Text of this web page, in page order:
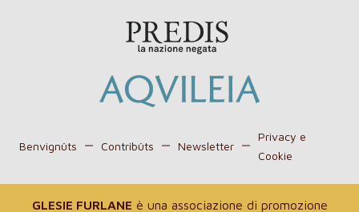
Benvignûts Contribûts Newsletter
Privacy e
Cookie
GLESIE FURLANE è una associazione di promozione